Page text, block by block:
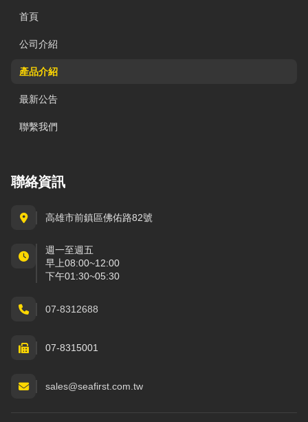
首頁
公司介紹
產品介紹
最新公告
聯繫我們
聯絡資訊
高雄市前鎮區佛佑路82號
週一至週五
早上08:00~12:00
下午01:30~05:30
07-8312688
07-8315001
sales@seafirst.com.tw